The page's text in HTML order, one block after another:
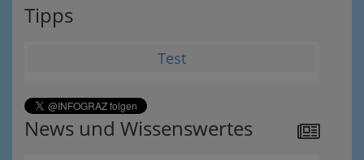
Tipps
Test
News und Wissenswertes